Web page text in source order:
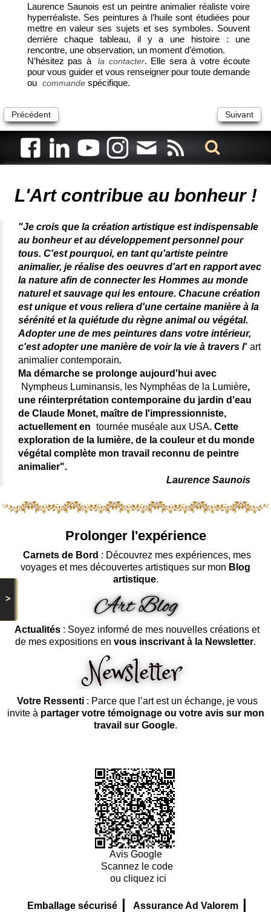
>
Laurence Saunois est un peintre animalier réaliste voire
hyperréaliste. Ses peintures à l’huile sont étudiées pour
mettre en valeur ses sujets et ses symboles. Souvent
derrière chaque tableau, il y a une histoire : une
rencontre, une observation, un moment d’émotion.
N’hésitez pas à
la contacter. Elle sera à votre écoute
pour vous guider et vous renseigner pour toute demande
ou commande spécifique.
Précédent Suivant
L'Art contribue au bonheur !
"Je crois que la création artistique est indispensable
au bonheur et au développement personnel pour
tous. C'est pourquoi, en tant qu'artiste peintre
animalier, je réalise des oeuvres d'art en rapport avec
la nature afin de connecter les Hommes au monde
naturel et sauvage qui les entoure. Chacune création
est unique et vous reliera d'une certaine manière à la
sérénité et la quiétude du règne animal ou végétal.
Adopter une de mes peintures dans votre intérieur,
c'est adopter une manière de voir la vie à travers l' art
animalier contemporain.
Ma démarche se prolonge aujourd'hui avec
Nympheus Luminansis, les Nymphéas de la Lumière,
une réinterprétation contemporaine du jardin d'eau
de Claude Monet, maître de l'impressionniste,
actuellement en tournée muséale aux USA. Cette
exploration de la lumière, de la couleur et du monde
végétal complète mon travail reconnu de peintre
animalier".
Laurence Saunois
Prolonger l'expérience
Carnets de Bord : Découvrez mes expériences, mes
voyages et mes découvertes artistiques sur mon Blog
artistique.
Actualités : Soyez informé de mes nouvelles créations et
de mes expositions en vous inscrivant à la Newsletter.
Votre Ressenti: Parce que l’art est un échange, je vous
invite à partager votre témoignage ou votre avis sur mon
travail sur Google.
Avis Google
Scannez le code
ou cliquez ici
Emballage sécurisé | Assurance Ad Valorem |